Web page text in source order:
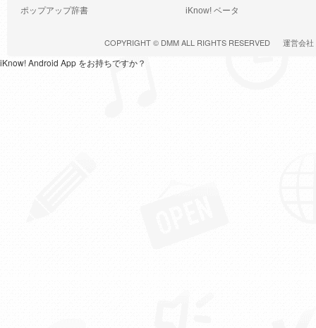
ポップアップ辞書 iKnow! ベータ
COPYRIGHT © DMMALL RIGHTS RESERVED 運営会社
iKnow! Android App をお持ちですか？